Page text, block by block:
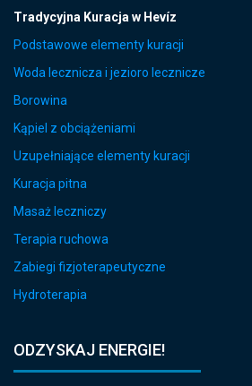
Tradycyjna Kuracja w Hevíz
Podstawowe elementy kuracji
Woda lecznicza i jezioro lecznicze
Borowina
Kąpiel z obciążeniami
Uzupełniające elementy kuracji
Kuracja pitna
Masaż leczniczy
Terapia ruchowa
Zabiegi fizjoterapeutyczne
Hydroterapia
ODZYSKAJ ENERGIE!